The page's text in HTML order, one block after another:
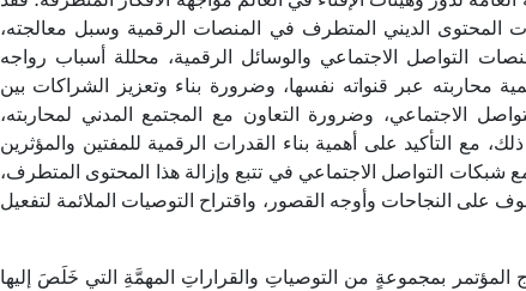
المحتوى الديني المتطرف في المنصات الرقمية وسبل معالجته،
التواصل الاجتماعي والوسائل الرقمية، محللة أسباب رواجه
محاربته عبر قنواته نفسها، وضرورة بناء وتعزيز الشراكات بين
الاجتماعي، وضرورة التعاون مع المجتمع المدني لمحاربته،
مع التأكيد على أهمية بناء القدرات الرقمية للمفتين والمؤثرين
شبكات التواصل الاجتماعي في تتبع وإزالة هذا المحتوى المتطرف،
على النجاحات وأوجه القصور، واقتراح التوصيات الملائمة لتفعيل
بمجموعةٍ من التوصياتِ والقراراتِ المهمَّةِ التي خَلَصَ إليها